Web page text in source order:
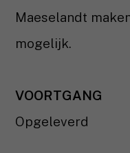
Maeselandt
mogelijk.
VOORTGANG
Opgeleverd